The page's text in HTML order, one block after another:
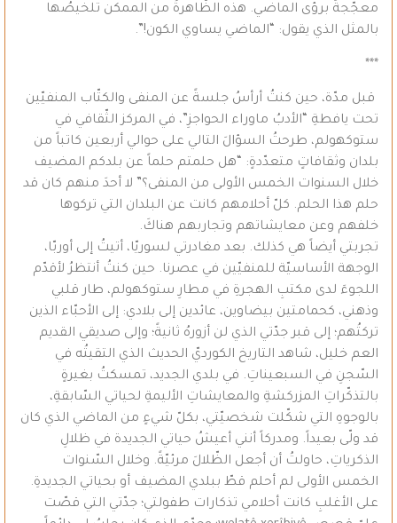
معجّجةً برؤى الماضي. هذه الظّاهرةُ من الممكن تلخيصُها
بالمثل الذي يقول: “الماضي يساوي الكون!”.
***
قبل مدّة، حين كنتُ أرأسُ جلسةً عن المنفى والكتّاب المنفيّين
تحت يافطةِ “الأدبُ ماوراء الحواجزِ”، في المركز الثّقافي في
ستوكهولم، طرحتُ السؤالَ التالي على حوالي أربعين كاتباً من
بلدان وثقافاتٍ متعدّدةٍ: “هل حلمتم حلماً عن بلدكم المضيف
خلال السنوات الخمس الأولى من المنفى؟” لا أحدَ منهم كان قد
حلم هذا الحلم. كلّ أحلامهم كانت عن البلدان التي تركوها
خلفهم وعن معايشاتهم وتجاربهم هناكَ.
تجربتي أيضاً هي كذلك. بعد مغادرتي لسوريّا، أتيتُ إلى أوربّا،
الوجهة الأساسيّة للمنفيّين في عصرنا. حين كنتُ أنتظرُ لأقدّم
اللجوءَ لدى مكتبِ الهجرةِ في مطارِ ستوكهولم، طار قلبي
وذهني، كحمامتين بيضاوين، عائدين إلى بلادي: إلى الأحبّاء الذين
تركتُهم؛ إلى قبر جدّتي الذي لن أزورهُ ثانيةً؛ وإلى صديقي القديم
العم خليل، شاهد التاريخ الكورديّ الحديث الذي التقيتُه في
السّجنِ في السبعيناتِ. في بلدي الجديد، تمسكتُ بغيرةٍ
بالتذكّراتِ المزركشةِ والمعايشاتِ الأليمةِ لحياتي السّابقةِ،
بالوجوهِ التي شكّلت شخصيّتي، بكلّ شيءٍ من الماضي الذي كان
قد ولّى بعيداً. ومدركاً أنني أعيشُ حياتي الجديدة في ظلالِ
الذكرياتِ، حاولتُ أن أجعل الظّلالَ مرئيّةً. وخلال السّنوات
الخمس الأولى لم أحلم قطّ ببلدي المضيف أو بحياتي الجديدةِ.
على الأغلبِ كانت أحلامي تذكارات طفولتي؛ جدّتي التي قصّت